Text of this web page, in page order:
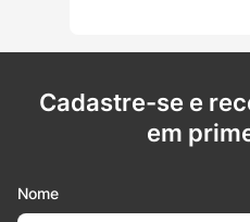
Cadastre-se e
em
Nome